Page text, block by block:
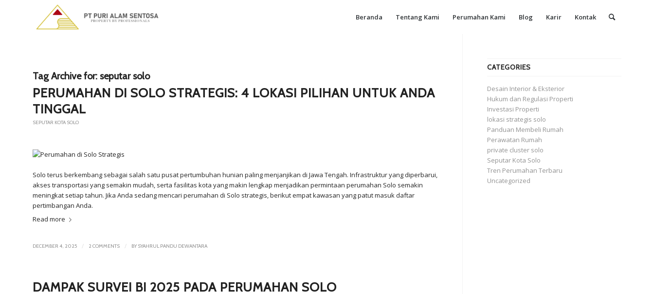
Beranda Tentang Kami Perumahan Kami Blog Karir Kontak
Tag Archive for: seputar solo
PERUMAHAN DI SOLO STRATEGIS: 4 LOKASI PILIHAN UNTUK ANDA
TINGGAL
SEPUTAR KOTA SOLO
Solo terus berkembang sebagai salah satu pusat pertumbuhan hunian paling menjanjikan di Jawa Tengah. Infrastruktur yang diperbarui,
akses transportasi yang semakin mudah, serta fasilitas kota yang makin lengkap menjadikan permintaan perumahan Solo semakin
meningkat setiap tahun. Jika Anda sedang mencari perumahan di Solo strategis, berikut empat kawasan yang patut masuk daftar
pertimbangan Anda.
Read more
DECEMBER 4, 2025 / 2 COMMENTS / BYSYAHRUL PANDU DEWANTARA
DAMPAK SURVEI BI 2025 PADA PERUMAHAN SOLO
CATEGORIES
Desain Interior & Eksterior
Hukum dan Regulasi Properti
Investasi Properti
lokasi strategis solo
Panduan Membeli Rumah
Perawatan Rumah
private cluster solo
Seputar Kota Solo
Tren Perumahan Terbaru
Uncategorized